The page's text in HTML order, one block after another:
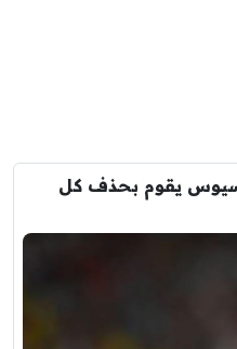
يقوم بحذف كل